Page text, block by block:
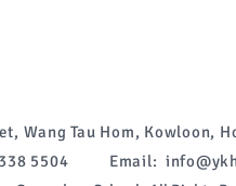
Wang Tau Hom, Kowloon,
5504 Email: